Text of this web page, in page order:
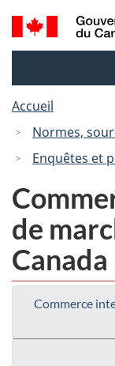
Recherche
et
Accueil
Normes,
Enquêtes et
de
Commerce